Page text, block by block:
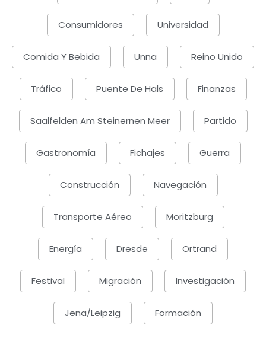
Consumidores Universidad
Comida Y Bebida Unna Reino Unido
Tráfico Puente De Hals Finanzas
Saalfelden Am Steinernen Meer Partido
Gastronomía Fichajes Guerra
Construcción Navegación
Transporte Aéreo Moritzburg
Energía Dresde Ortrand
Festival Migración Investigación
Jena/Leipzig Formación